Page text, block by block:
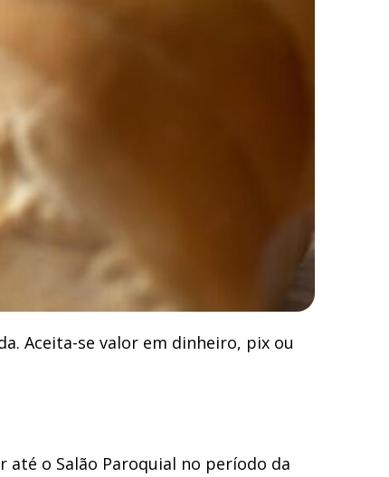
Aceita-se valor em dinheiro, pix ou
o Salão Paroquial no período da